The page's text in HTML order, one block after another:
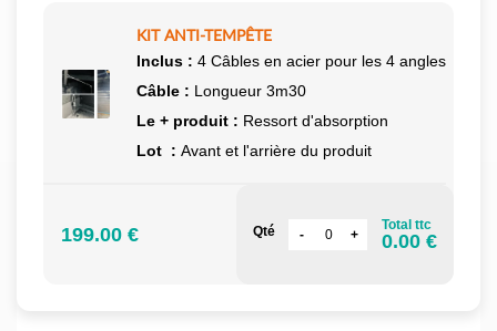
KIT ANTI-TEMPÊTE
Inclus : 4 Câbles en acier pour les 4 angles
Câble : Longueur 3m30
Le + produit : Ressort d'absorption
Lot : Avant et l'arrière du produit
199.00 € Qté Total ttc
0.00 €